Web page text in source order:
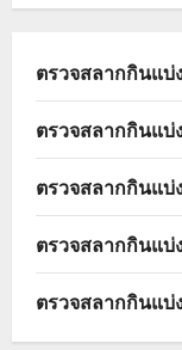
ตรวจสลากกินแบ่
ตรวจสลากกินแบ่
ตรวจสลากกินแบ่
ตรวจสลากกินแบ่
ตรวจสลากกินแบ่